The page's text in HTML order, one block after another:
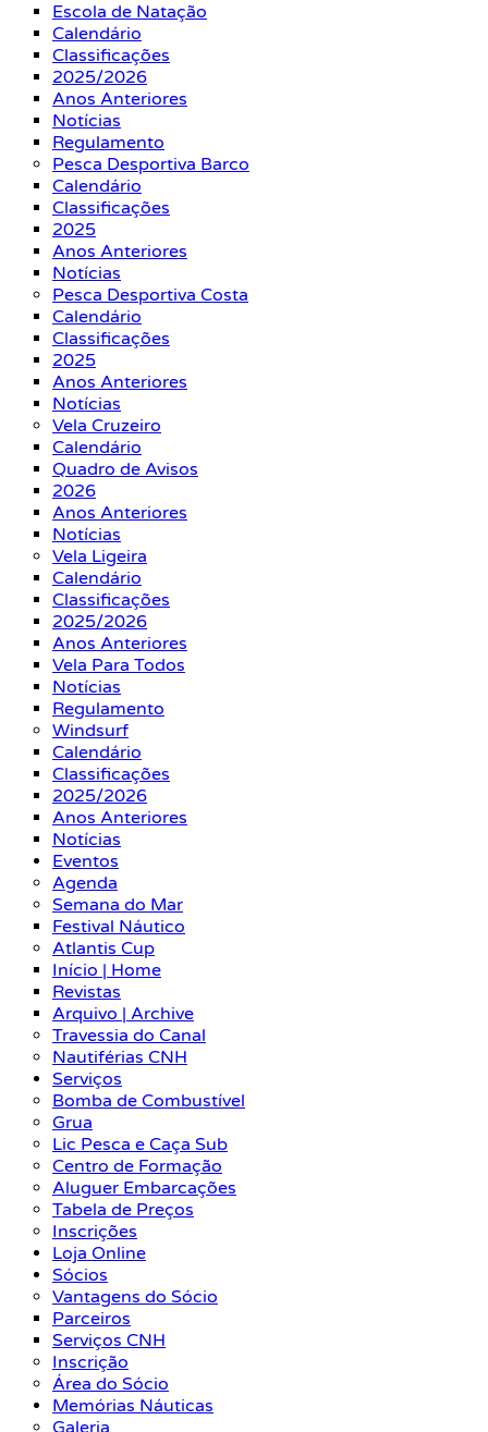
Escola de Natação
Calendário
Classificações
2025/2026
Anos Anteriores
Notícias
Regulamento
Pesca Desportiva Barco
Calendário
Classificações
2025
Anos Anteriores
Notícias
Pesca Desportiva Costa
Calendário
Classificações
2025
Anos Anteriores
Notícias
Vela Cruzeiro
Calendário
Quadro de Avisos
2026
Anos Anteriores
Notícias
Vela Ligeira
Calendário
Classificações
2025/2026
Anos Anteriores
Vela Para Todos
Notícias
Regulamento
Windsurf
Calendário
Classificações
2025/2026
Anos Anteriores
Notícias
Eventos
Agenda
Semana do Mar
Festival Náutico
Atlantis Cup
Início | Home
Revistas
Arquivo | Archive
Travessia do Canal
Nautiférias CNH
Serviços
Bomba de Combustível
Grua
Lic Pesca e Caça Sub
Centro de Formação
Aluguer Embarcações
Tabela de Preços
Inscrições
Loja Online
Sócios
Vantagens do Sócio
Parceiros
Serviços CNH
Inscrição
Área do Sócio
Memórias Náuticas
Galeria